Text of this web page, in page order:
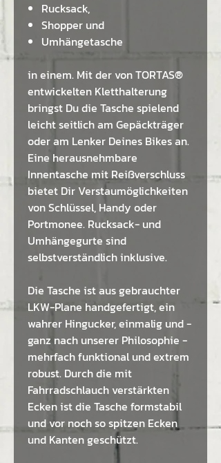
Rucksack,
Shopper und
Umhängetasche
in einem. Mit der von TORTAS®
entwickelten Kletthalterung
bringst Du die Tasche spielend
leicht seitlich am Gepäckträger
oder am Lenker Deines Bikes an.
Eine herausnehmbare
Innentasche mit Reißverschluss
bietet Dir Verstaumöglichkeiten
von Schlüssel, Handy oder
Portmonee. Rucksack- und
Umhängegurte sind
selbstverständlich inklusive.
Die Tasche ist aus gebrauchter
LKW-Plane handgefertigt, ein
wahrer Hingucker, einmalig und -
ganz nach unserer Philosophie -
mehrfach funktional und extrem
robust. Durch die mit
Fahrradschlauch verstärkten
Ecken ist die Tasche formstabil
und vor noch so spitzen Ecken
und Kanten geschützt.